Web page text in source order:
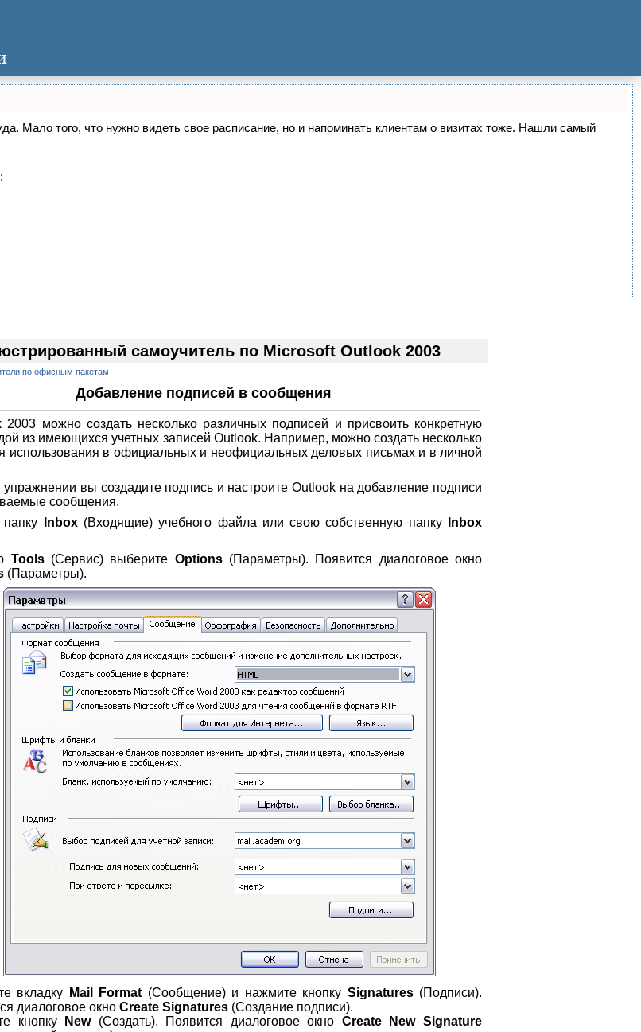
Мало того, что нужно видеть свое расписание, но и напоминать клиентам о визитах тоже. Нашли самый
самоучитель по Microsoft Outlook 2003
по офисным пакетам
Добавление подписей в сообщения
2003 можно создать несколько различных подписей и присвоить конкретную
из имеющихся учетных записей Outlook. Например, можно создать несколько
использования в официальных и неофициальных деловых письмах и в личной
вы создадите подпись и настроите Outlook на добавление подписи
сообщения.
Inbox(Входящие) учебного файла или свою собственную папку
Inbox
Tools(Сервис) выберите Options(Параметры). Появится диалоговое окно
(Параметры).
вкладку Mail Format (Сообщение) и нажмите кнопку Signatures(Подписи).
диалоговое окно Create Signatures (Создание подписи).
кнопку
New(Создать). Появится диалоговое окно Create New Signature